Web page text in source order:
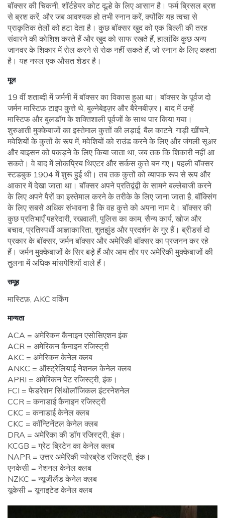
बॉक्सर की चिकनी, शॉर्टहेयर कोट दूल्हे के लिए आसान है। फर्म ब्रिसल ब्रश
से ब्रश करें, और जब आवश्यक हो तभी स्नान करें, क्योंकि यह त्वचा से
प्राकृतिक तेलों को हटा देता है। कुछ बॉक्सर खुद को एक बिल्ली की तरह
संवारने की कोशिश करते हैं और खुद को साफ रखते हैं, हालांकि कुछ अन्य
जानवर के शिकार में रोल करने से रोक नहीं सकते हैं, जो स्नान के लिए कहता
है। यह नस्ल एक औसत शेडर है।
मूल
19 वीं शताब्दी में जर्मनी में बॉक्सर का विकास हुआ था। बॉक्सर के पूर्वज दो
जर्मन मास्टिफ़ टाइप कुत्ते थे, बुल्नेबेइज़र और बैरेनबीज़र। बाद में उन्हें
मास्टिफ और बुलडॉग के शक्तिशाली पूर्वजों के साथ पार किया गया।
शुरुआती मुक्केबाजों का इस्तेमाल कुत्तों की लड़ाई, बैल काटने, गाड़ी खींचने,
मवेशियों के कुत्तों के रूप में, मवेशियों को राउंड करने के लिए और जंगली सूअर
और बाइसन को पकड़ने के लिए किया जाता था, जब तक कि शिकारी नहीं आ
सकते। वे बाद में लोकप्रिय थिएटर और सर्कस कुत्ते बन गए। पहली बॉक्सर
स्टडबुक 1904 में शुरू हुई थी। तब तक कुत्तों को व्यापक रूप से रूप और
आकार में देखा जाता था। बॉक्सर अपने प्रतिद्वंद्वी के सामने बल्लेबाजी करने
के लिए अपने पैरों का इस्तेमाल करने के तरीके के लिए जाना जाता है, बॉक्सिंग
के लिए सबसे अधिक संभावना है कि वह कुत्ते को अपना नाम दे। बॉक्सर की
कुछ प्रतिभाएँ पहरेदारी, रखवाली, पुलिस का काम, सैन्य कार्य, खोज और
बचाव, प्रतिस्पर्धी आज्ञाकारिता, शुतझुंड और प्रदर्शन के गुर हैं। ब्रीडर्स दो
प्रकार के बॉक्सर, जर्मन बॉक्सर और अमेरिकी बॉक्सर का प्रजनन कर रहे
हैं। जर्मन मुक्केबाजों के सिर बड़े हैं और आम तौर पर अमेरिकी मुक्केबाजों की
तुलना में अधिक मांसपेशियों वाले हैं।
समूह
मास्टिफ़, AKC वर्किंग
मान्यता
ACA = अमेरिकन कैनाइन एसोसिएशन इंक
ACR = अमेरिकन कैनाइन रजिस्ट्री
AKC = अमेरिकन केनेल क्लब
ANKC = ऑस्ट्रेलियाई नेशनल केनेल क्लब
APRI = अमेरिकन पेट रजिस्ट्री, इंक।
FCI = फेडरेशन सिंथोलॉजिकल इंटरनेशनेल
CCR = कनाडाई कैनाइन रजिस्ट्री
CKC = कनाडाई केनेल क्लब
CKC = कॉन्टिनेंटल केनेल क्लब
DRA = अमेरिका की डॉग रजिस्ट्री, इंक।
KCGB = ग्रेट ब्रिटेन का केनेल क्लब
NAPR = उत्तर अमेरिकी प्योरब्रेड रजिस्ट्री, इंक।
एनकेसी = नेशनल केनेल क्लब
NZKC = न्यूजीलैंड केनेल क्लब
यूकेसी = यूनाइटेड केनेल क्लब